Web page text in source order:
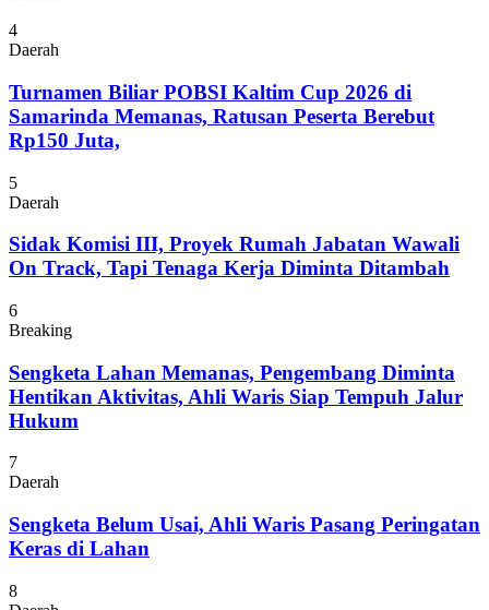
4
Daerah
Turnamen Biliar POBSI Kaltim Cup 2026 di
Samarinda Memanas, Ratusan Peserta Berebut
Rp150 Juta,
5
Daerah
Sidak Komisi III, Proyek Rumah Jabatan Wawali
On Track, Tapi Tenaga Kerja Diminta Ditambah
6
Breaking
Sengketa Lahan Memanas, Pengembang Diminta
Hentikan Aktivitas, Ahli Waris Siap Tempuh Jalur
Hukum
7
Daerah
Sengketa Belum Usai, Ahli Waris Pasang Peringatan
Keras di Lahan
8